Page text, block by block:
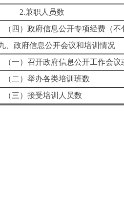
2.兼职人员数
（四）政府信息公开专项经费（
、政府信息公开会议和培训情况
（一）召开政府信息公开工作会
（二）举办各类培训班数
（三）接受培训人员数